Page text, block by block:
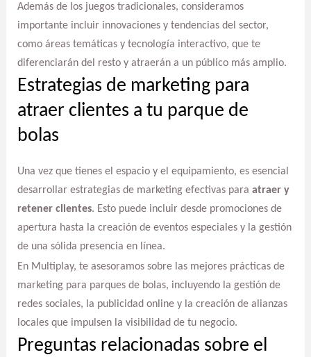
Además de los juegos tradicionales, consideramos
importante incluir innovaciones y tendencias del sector,
como áreas temáticas y tecnología interactivo, que te
diferenciarán del resto y atraerán a un público más amplio.
Estrategias de marketing para
atraer clientes a tu parque de
bolas
Una vez que tienes el espacio y el equipamiento, es esencial
desarrollar estrategias de marketing efectivas para atraer y
retener clientes. Esto puede incluir desde promociones de
apertura hasta la creación de eventos especiales y la gestión
de una sólida presencia en línea.
En Multiplay, te asesoramos sobre las mejores prácticas de
marketing para parques de bolas, incluyendo la gestión de
redes sociales, la publicidad online y la creación de alianzas
locales que impulsen la visibilidad de tu negocio.
Preguntas relacionadas sobre el